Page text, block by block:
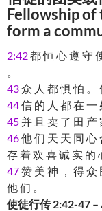
Fellowship of
form a
2:42都 恒 心 遵 守
。
43众 人 都 惧 怕 。
44信 的 人 都 在 一
45并 且 卖 了 田 产
46他 们 天 天 同 心
存 着 欢 喜 诚 实 的
47赞 美 神 ， 得 众
他 们 。
使徒行传 2:42-47